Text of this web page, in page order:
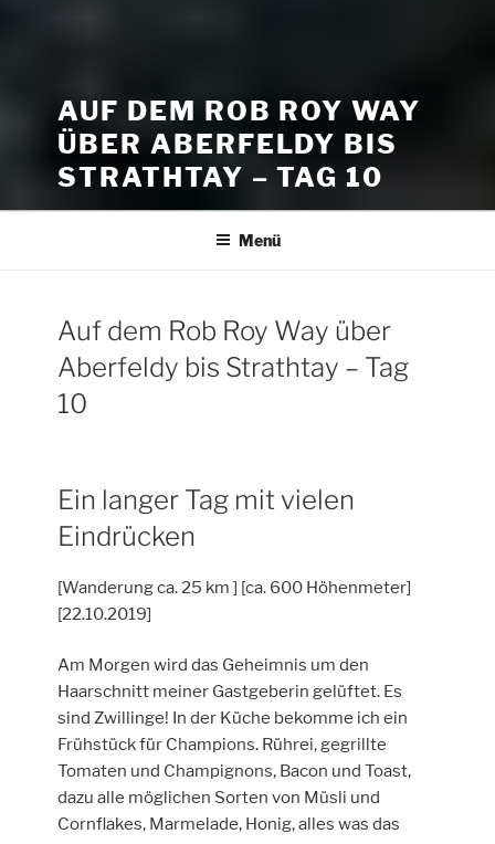
AUF DEM ROB ROY WAY
ÜBER ABERFELDY BIS
STRATHTAY – TAG 10
Menü
Auf dem Rob Roy Way über
Aberfeldy bis Strathtay – Tag
10
Ein langer Tag mit vielen
Eindrücken
[Wanderung ca. 25 km ] [ca. 600 Höhenmeter]
[22.10.2019]
Am Morgen wird das Geheimnis um den
Haarschnitt meiner Gastgeberin gelüftet. Es
sind Zwillinge! In der Küche bekomme ich ein
Frühstück für Champions. Rührei, gegrillte
Tomaten und Champignons, Bacon und Toast,
dazu alle möglichen Sorten von Müsli und
Cornflakes, Marmelade, Honig, alles was das